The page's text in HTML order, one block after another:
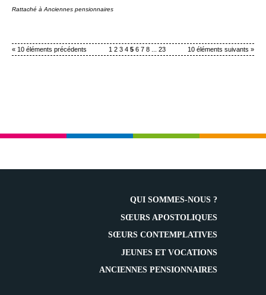
Rattaché à Anciennes pensionnaires
« 10 éléments précédents 10 éléments suivants »
1 2 3 4 5 6 7 8 23
QUI SOMMES-NOUS ?
SŒURS APOSTOLIQUES
SŒURS CONTEMPLATIVES
JEUNES ET VOCATIONS
ANCIENNES PENSIONNAIRES